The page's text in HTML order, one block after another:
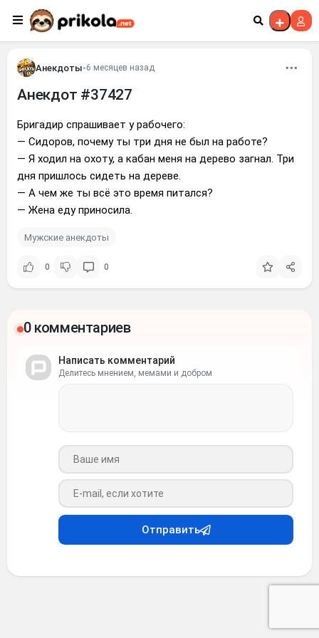
Перейти к контенту
Анекдоты•6 месяцев назад
Анекдот #37427
Бригадир спрашивает у рабочего:
— Сидоров, почему ты три дня не был на работе?
— Я ходил на охоту, а кабан меня на дерево загнал. Три
дня пришлось сидеть на дереве.
— А чем же ты всё это время питался?
— Жена еду приносила.
Мужские анекдоты
0 0
0 комментариев
Написать комментарий
Делитесь мнением, мемами и добром
Ваше имя
Ваш e-mail
Отправить